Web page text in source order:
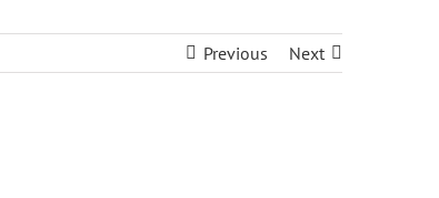
Previous Next